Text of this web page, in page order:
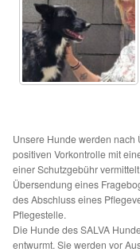
Glückliche Fellnasen
Happy End Stories
Regenbogenbrücke
Aktuelles
SALVA News
Reiseberichte
Unsere Hunde werden
positiven Vorkontrolle mit
einer Schutzgebühr
Übersendung eines
des Abschluss eines
Pflegestelle.
Die Hunde des SALVA
entwurmt. Sie werden vor